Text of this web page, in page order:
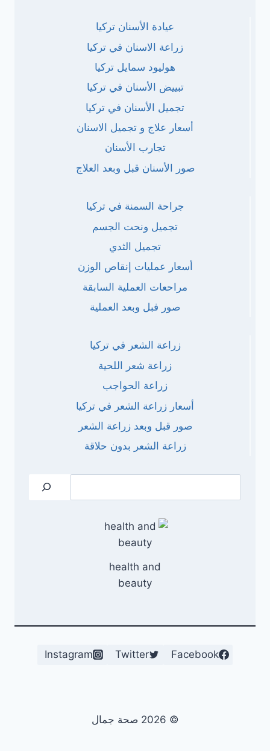
عيادة الأسنان تركيا
زراعة الاسنان في تركيا
هوليود سمايل تركيا
تبييض الأسنان في تركيا
تجميل الأسنان في تركيا
أسعار علاج و تجميل الاسنان
تجارب الأسنان
صور الأسنان قبل وبعد العلاج
جراحة السمنة في تركيا
تجميل ونحت الجسم
تجميل الثدي
أسعار عمليات إنقاص الوزن
مراحعات العملية السابقة
صور فبل وبعد العملية
زراعة الشعر في تركيا
زراعة شعر اللحية
زراعة الحواجب
أسعار زراعة الشعر في تركيا
صور قبل وبعد زراعة الشعر
زراعة الشعر بدون حلاقة
health and
beauty
Facebook
Twitter
Instagram
© 2026 صحة جمال